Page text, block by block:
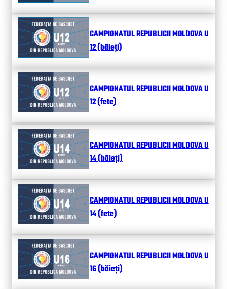
CAMPIONATUL REPUBLICII MOLDOVA U
12 (băieți)
CAMPIONATUL REPUBLICII MOLDOVA U
12 (fete)
CAMPIONATUL REPUBLICII MOLDOVA U
14 (băieți)
CAMPIONATUL REPUBLICII MOLDOVA U
14 (fete)
CAMPIONATUL REPUBLICII MOLDOVA U
16 (băieți)